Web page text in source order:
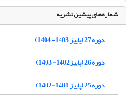
شماره‌های پیشین نشریه
دوره 27 (پاییز 1403- 1404)
دوره 26 (پاییز1402- 1403)
دوره 25 (پاییز 1401-1402)